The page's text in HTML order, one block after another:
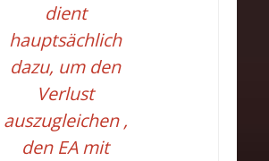
dient
hauptsächlich
dazu, um den
Verlust
auszugleichen ,
den EA mit